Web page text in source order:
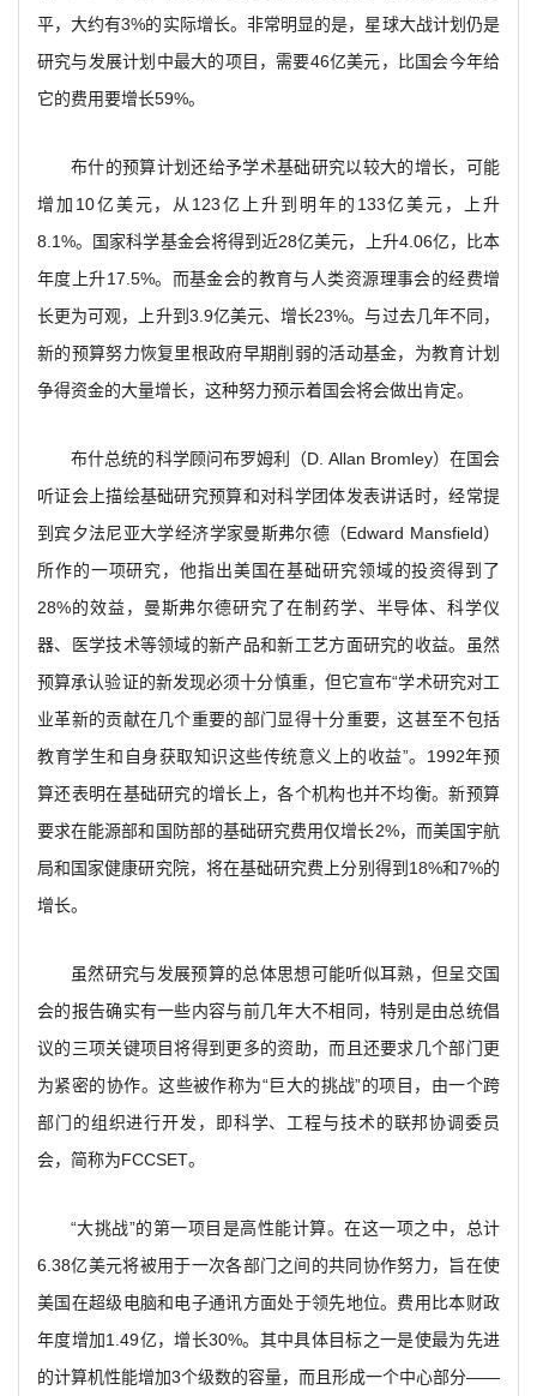
平，大约有3%的实际增长。非常明显的是，星球大战计划仍是
研究与发展计划中最大的项目，需要46亿美元，比国会今年给
它的费用要增长59%。
布什的预算计划还给予学术基础研究以较大的增长，可能
增加10亿美元，从123亿上升到明年的133亿美元，上升
8.1%。国家科学基金会将得到近28亿美元，上升4.06亿，比本
年度上升17.5%。而基金会的教育与人类资源理事会的经费增
长更为可观，上升到3.9亿美元、增长23%。与过去几年不同，
新的预算努力恢复里根政府早期削弱的活动基金，为教育计划
争得资金的大量增长，这种努力预示着国会将会做出肯定。
布什总统的科学顾问布罗姆利（D. Allan Bromley）在国会
听证会上描绘基础研究预算和对科学团体发表讲话时，经常提
到宾夕法尼亚大学经济学家曼斯弗尔德（Edward Mansfield）
所作的一项研究，他指出美国在基础研究领域的投资得到了
28%的效益，曼斯弗尔德研究了在制药学、半导体、科学仪
器、医学技术等领域的新产品和新工艺方面研究的收益。虽然
预算承认验证的新发现必须十分慎重，但它宣布“学术研究对工
业革新的贡献在几个重要的部门显得十分重要，这甚至不包括
教育学生和自身获取知识这些传统意义上的收益”。1992年预
算还表明在基础研究的增长上，各个机构也并不均衡。新预算
要求在能源部和国防部的基础研究费用仅增长2%，而美国宇航
局和国家健康研究院，将在基础研究费上分别得到18%和7%的
增长。
虽然研究与发展预算的总体思想可能听似耳熟，但呈交国
会的报告确实有一些内容与前几年大不相同，特别是由总统倡
议的三项关键项目将得到更多的资助，而且还要求几个部门更
为紧密的协作。这些被作称为“巨大的挑战”的项目，由一个跨
部门的组织进行开发，即科学、工程与技术的联邦协调委员
会，简称为FCCSET。
“大挑战”的第一项目是高性能计算。在这一项之中，总计
6.38亿美元将被用于一次各部门之间的共同协作努力，旨在使
美国在超级电脑和电子通讯方面处于领先地位。费用比本财政
年度增加1.49亿，增长30%。其中具体目标之一是使最为先进
的计算机性能增加3个级数的容量，而且形成一个中心部分——